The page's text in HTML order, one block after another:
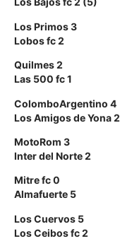
Los Primos 3
Lobos fc 2
Quilmes 2
Las 500 fc 1
ColomboArgentino 4
Los Amigos de Yona 2
MotoRom 3
Inter del Norte 2
Mitre fc 0
Almafuerte 5
Los Cuervos 5
Los Ceibos fc 2